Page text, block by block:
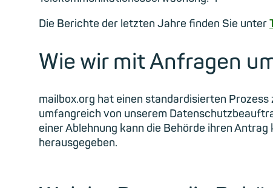
Die Berichte der letzten Jahre finden Sie unter
Wie wir mit Anfragen
mailbox.org hat einen standardisierten
umfangreich von unserem
einer Ablehnung kann die Behörde ihren
herausgegeben.